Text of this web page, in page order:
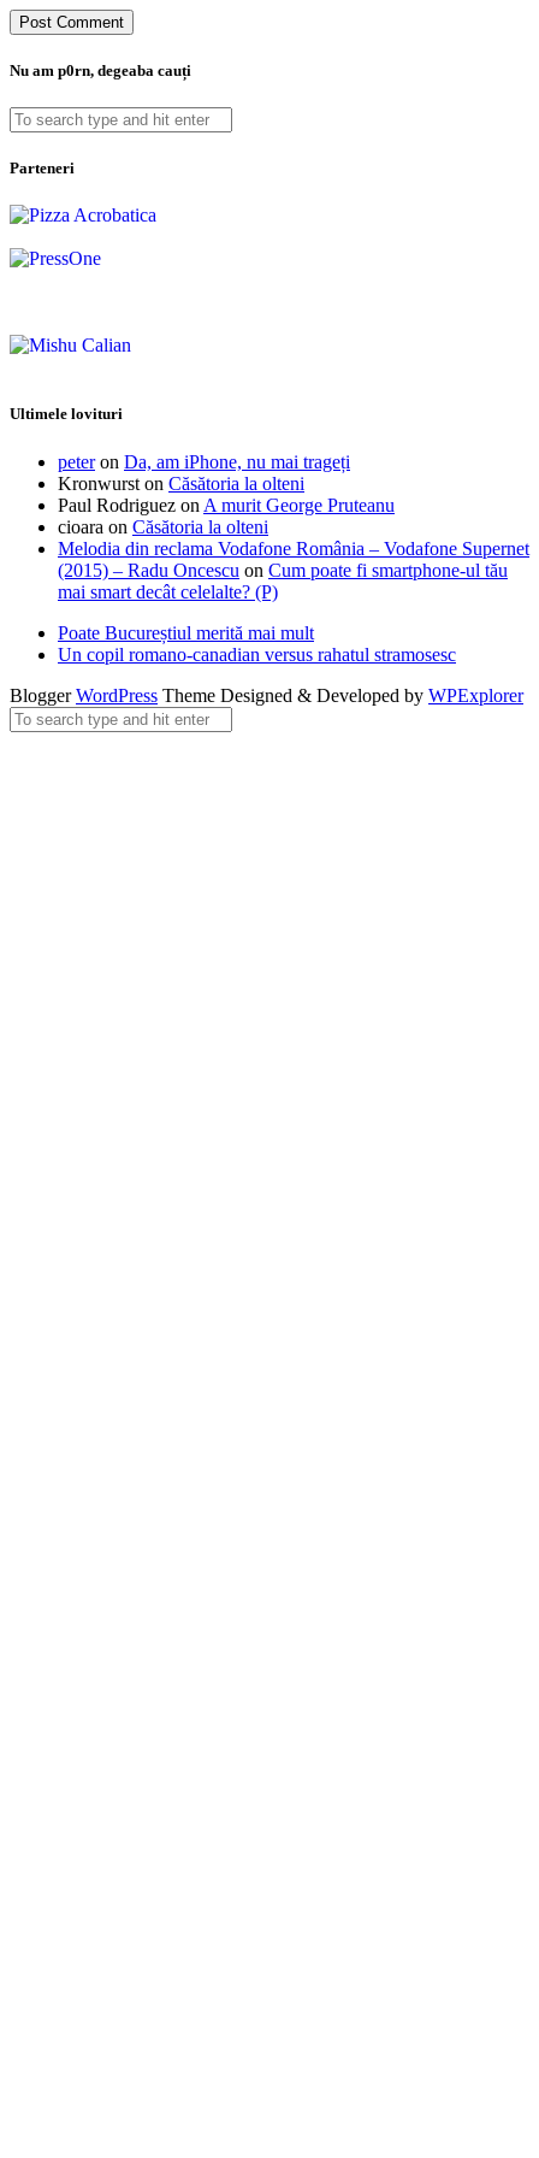
Nu am p0rn, degeaba cauți
Parteneri
Ultimele lovituri
peteron Da, am iPhone, nu mai trageți
Kronwurst on Căsătoria la olteni
Paul Rodriguez on A murit George Pruteanu
cioara on Căsătoria la olteni
Melodia din reclama Vodafone România – Vodafone Supernet
(2015) – Radu Oncescu on Cum poate fi smartphone-ul tău
mai smart decât celelalte? (P)
Poate Bucureștiul merită mai mult
Un copil romano-canadian versus rahatul stramosesc
BloggerWordPress Theme Designed & Developed by WPExplorer